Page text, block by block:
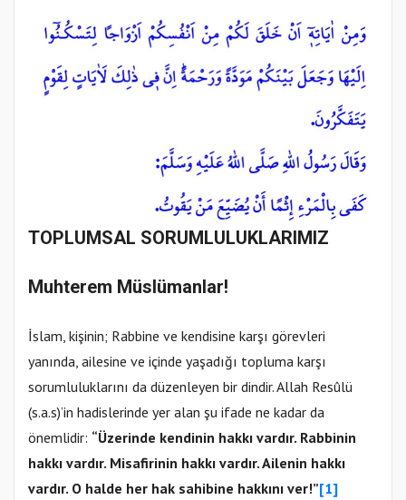
TOPLUMSAL SORUMLULUKLARIMIZ
Muhterem Müslümanlar!
İslam, kişinin; Rabbine ve kendisine karşı görevleri
yanında, ailesine ve içinde yaşadığı topluma karşı
sorumluluklarını da düzenleyen bir dindir. Allah Resûlü
(s.a.s)’in hadislerinde yer alan şu ifade ne kadar da
önemlidir: “Üzerinde kendinin hakkı vardır. Rabbinin
hakkı vardır. Misafirinin hakkı vardır. Ailenin hakkı
vardır. O halde her hak sahibine hakkını ver!”[1]